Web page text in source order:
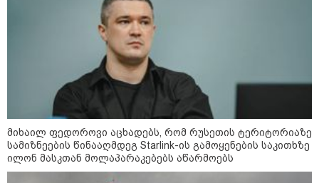
როგორ მოვამზადოთ
ვეგეტარიანული ფალაფელი
მიხაილ ფედოროვი აცხადებს, რომ რუსეთის ტერიტორიაზე
სამიზნეების წინააღმდეგ Starlink-ის გამოყენების საკითხზე
ილონ მასკთან მოლაპარაკებებს აწარმოებს